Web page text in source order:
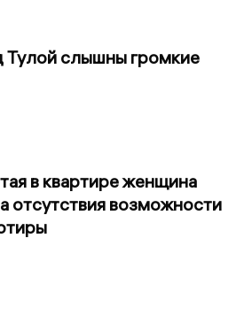
Тулой слышны громкие
в квартире женщина
отсутствия возможности